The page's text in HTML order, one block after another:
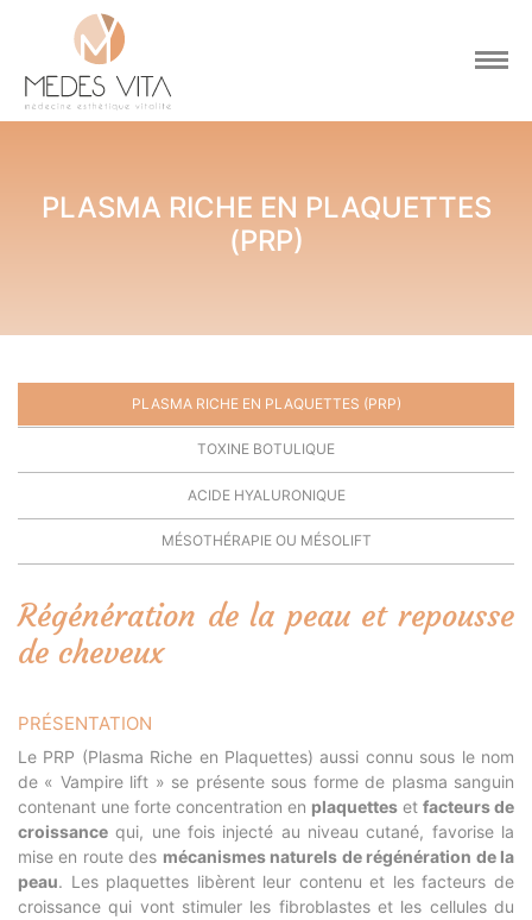
PLASMA RICHE EN PLAQUETTES
(PRP)
PLASMA RICHE EN PLAQUETTES (PRP)
TOXINE BOTULIQUE
ACIDE HYALURONIQUE
MÉSOTHÉRAPIE OU MÉSOLIFT
Régénération de la peau et repousse
de cheveux
PRÉSENTATION
Le PRP (Plasma Riche en Plaquettes) aussi connu sous le nom
de « Vampire lift » se présente sous forme de plasma sanguin
contenant une forte concentration en plaquettes et facteurs de
croissance qui, une fois injecté au niveau cutané, favorise la
mise en route des mécanismes naturels de régénération de la
peau. Les plaquettes libèrent leur contenu et les facteurs de
croissance qui vont stimuler les fibroblastes et les cellules du